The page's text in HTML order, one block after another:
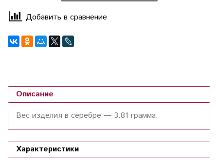
Добавить в сравнение
Описание
Вес изделия в серебре — 3.81 грамма.
Характеристики